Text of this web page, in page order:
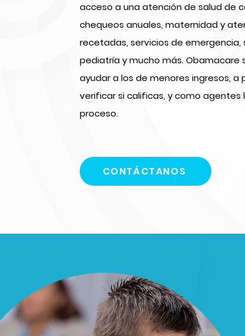
acceso a una atención de salud de
chequeos anuales, maternidad y
recetadas, servicios de
pediatría y mucho más. Obamacare
ayudar a los de menores ingresos,
verificar si calificas, y como
proceso.
CONTÁCTANOS